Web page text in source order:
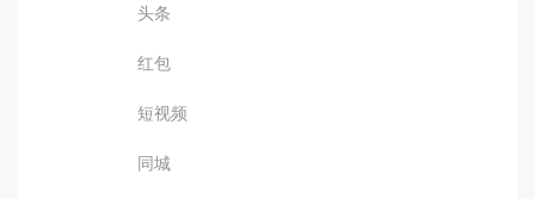
头条
红包
短视频
同城